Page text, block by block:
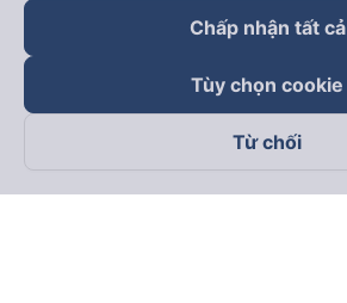
Theo dõi chúng tôi trên
Chấp nhận tất cả
Tùy chọn cookie
Từ chối